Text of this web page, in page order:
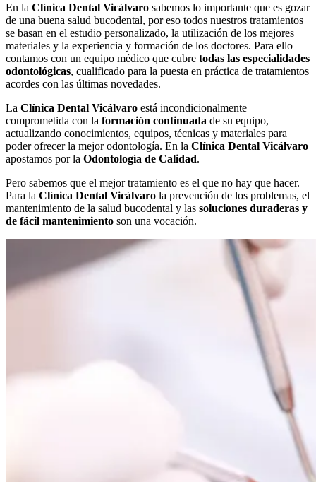
En la Clínica Dental Vicálvaro sabemos lo importante que es gozar
de una buena salud bucodental, por eso todos nuestros tratamientos
se basan en el estudio personalizado, la utilización de los mejores
materiales y la experiencia y formación de los doctores. Para ello
contamos con un equipo médico que cubre todas las especialidades
odontológicas, cualificado para la puesta en práctica de tratamientos
acordes con las últimas novedades.
La Clínica Dental Vicálvaro está incondicionalmente
comprometida con la formación continuada de su equipo,
actualizando conocimientos, equipos, técnicas y materiales para
poder ofrecer la mejor odontología. En la Clínica Dental Vicálvaro
apostamos por la Odontología de Calidad.
Pero sabemos que el mejor tratamiento es el que no hay que hacer.
Para la Clínica Dental Vicálvaro la prevención de los problemas, el
mantenimiento de la salud bucodental y las soluciones duraderas y
de fácil mantenimiento son una vocación.